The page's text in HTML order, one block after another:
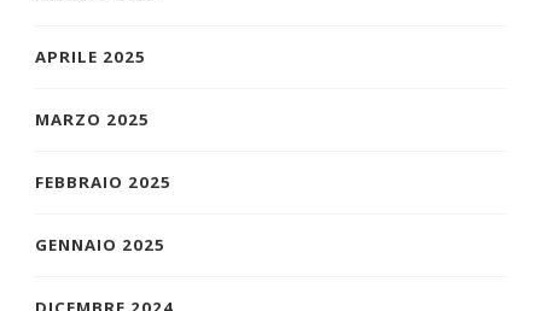
APRILE 2025
MARZO 2025
FEBBRAIO 2025
GENNAIO 2025